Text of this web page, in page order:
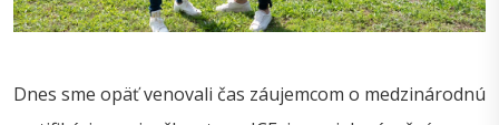
Dnes sme opäť venovali čas záujemcom o medzinárodnú